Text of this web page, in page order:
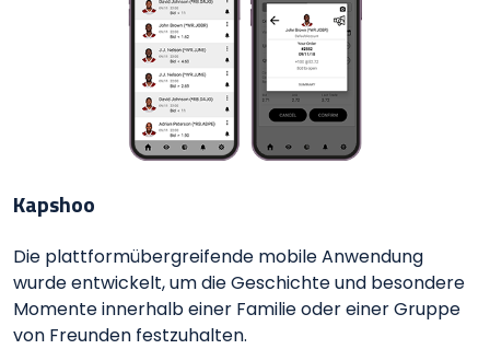
Kapshoo
Die plattformübergreifende mobile Anwendung
wurde entwickelt, um die Geschichte und besondere
Momente innerhalb einer Familie oder einer Gruppe
von Freunden festzuhalten.